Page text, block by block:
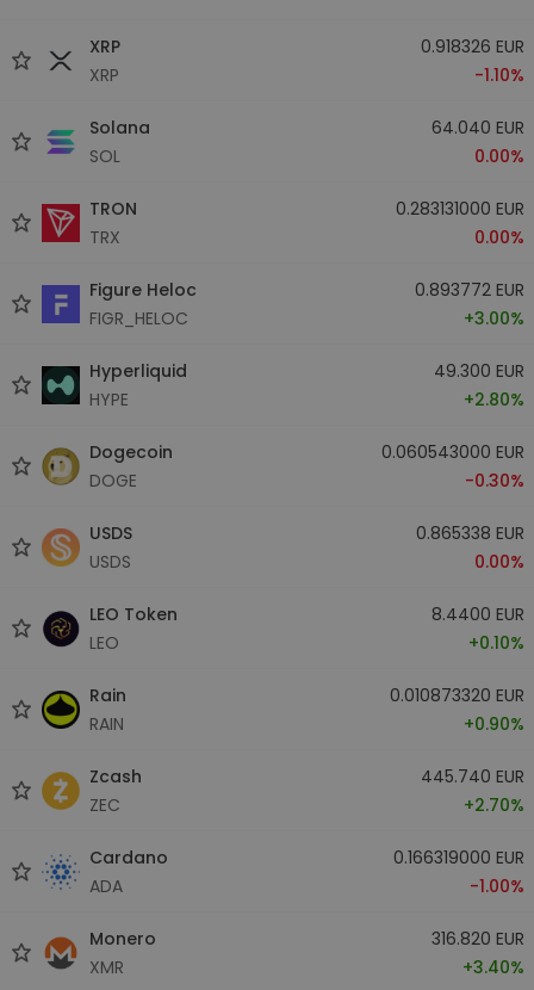
XRP
XRP
0.918326 EUR
-1.10%
Solana
SOL
64.040 EUR
0.00%
TRON
TRX
0.283131000 EUR
0.00%
Figure Heloc
FIGR_HELOC
0.893772 EUR
+3.00%
Hyperliquid
HYPE
49.300 EUR
+2.80%
Dogecoin
DOGE
0.060543000 EUR
-0.30%
USDS
USDS
0.865338 EUR
0.00%
LEO Token
LEO
8.4400 EUR
+0.10%
Rain
RAIN
0.010873320 EUR
+0.90%
Zcash
ZEC
445.740 EUR
+2.70%
Cardano
ADA
0.166319000 EUR
-1.00%
Monero
XMR
316.820 EUR
+3.40%